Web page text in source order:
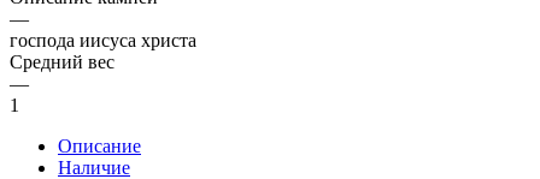
—
господа иисуса христа
Средний вес
—
1
Описание
Наличие